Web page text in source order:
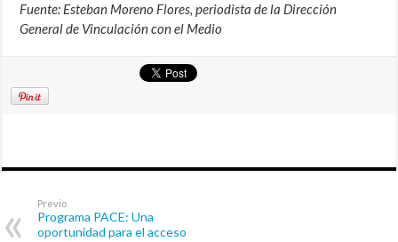
Fuente: Esteban Moreno Flores, periodista de la Dirección
General de Vinculación con el Medio
Previo
Programa PACE: Una
oportunidad para el acceso